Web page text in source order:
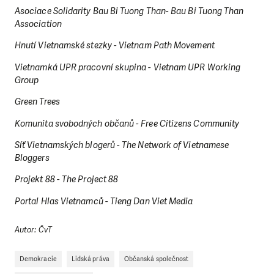
Asociace Solidarity Bau Bi Tuong Than- Bau Bi Tuong Than
Association
Hnutí Vietnamské stezky - Vietnam Path Movement
Vietnamká UPR pracovní skupina - Vietnam UPR Working
Group
Green Trees
Komunita svobodných občanů - Free Citizens Community
Síť Vietnamských blogerů - The Network of Vietnamese
Bloggers
Projekt 88 - The Project 88
Portal Hlas Vietnamců - Tieng Dan Viet Media
Autor: ČvT
Demokracie Lidská práva Občanská společnost
LÍBÍ SE VÁM, CO DĚLÁME?
Abychom mohli pomáhat smysluplně, neobejdeme se
jedním darem nebo se stanete pravidelným dárcem